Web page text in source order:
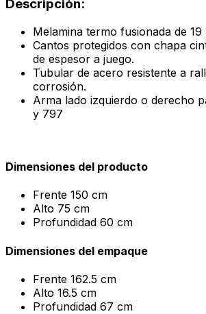
Descripción:
Melamina termo fusionada de
Cantos protegidos con chapa
de espesor a juego.
Tubular de acero resistente a
corrosión.
Arma lado izquierdo o derecho
y 797
Dimensiones del producto
Frente 150 cm
Alto 75 cm
Profundidad 60 cm
Dimensiones del empaque
Frente 162.5 cm
Alto 16.5 cm
Profundidad 67 cm